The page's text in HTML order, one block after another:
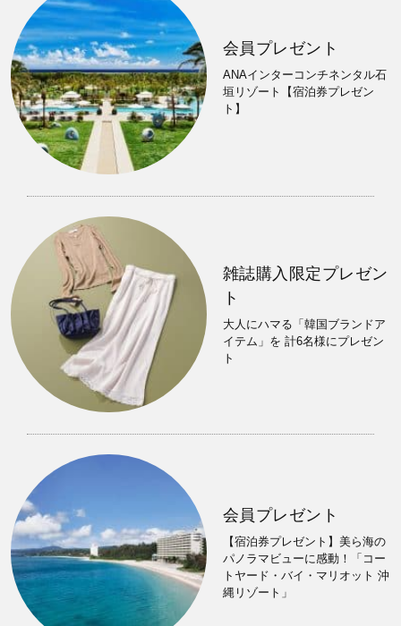
会員プレゼント
ANAインターコンチネンタル石
垣リゾート【宿泊券プレゼン
ト】
雑誌購入限定プレゼン
ト
大人にハマる「韓国ブランドア
イテム」を 計6名様にプレゼン
ト
会員プレゼント
【宿泊券プレゼント】美ら海の
パノラマビューに感動！「コー
トヤード・バイ・マリオット 沖
縄リゾート」